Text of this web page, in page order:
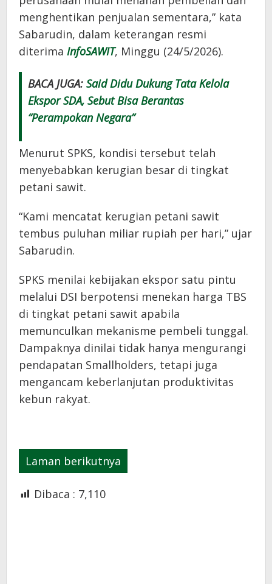
menghentikan penjualan sementara,” kata
Sabarudin, dalam keterangan resmi
diterima InfoSAWIT, Minggu (24/5/2026).
BACA JUGA: Said Didu Dukung Tata Kelola
Ekspor SDA, Sebut Bisa Berantas
“Perampokan Negara”
Menurut SPKS, kondisi tersebut telah
menyebabkan kerugian besar di tingkat
petani sawit.
“Kami mencatat kerugian petani sawit
tembus puluhan miliar rupiah per hari,” ujar
Sabarudin.
SPKS menilai kebijakan ekspor satu pintu
melalui DSI berpotensi menekan harga TBS
di tingkat petani sawit apabila
memunculkan mekanisme pembeli tunggal.
Dampaknya dinilai tidak hanya mengurangi
pendapatan Smallholders, tetapi juga
mengancam keberlanjutan produktivitas
kebun rakyat.
Laman berikutnya
Dibaca : 7,110